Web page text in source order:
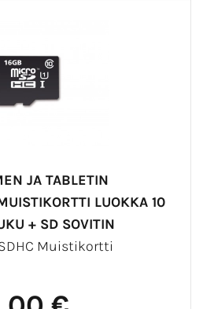
JA TABLETIN
LUOKKA 10
+ SD SOVITIN
Muistikortti